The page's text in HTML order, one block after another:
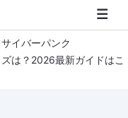
イバーパンク
は？2026最新ガイドはこ